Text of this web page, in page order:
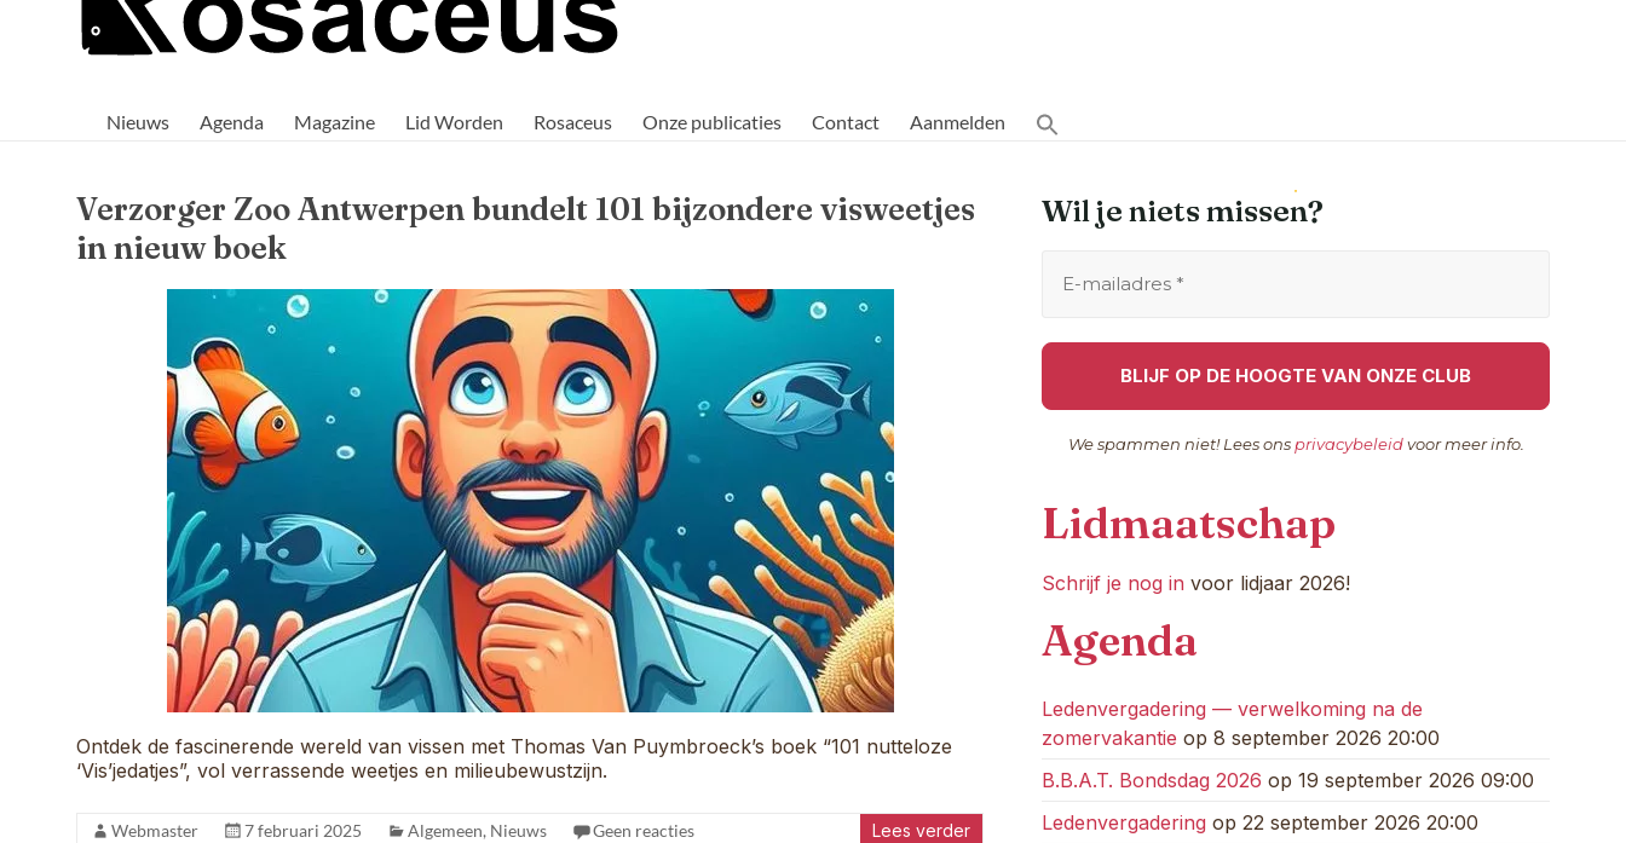
Rosaceus
passie
samenkomt.
Nieuws Agenda Magazine Lid Worden Rosaceus Onze publicaties Contact Aanmelden
Verzorger Zoo Antwerpen bundelt 101 bijzondere visweetjes
in nieuw boek
Ontdek de fascinerende wereld van vissen met Thomas Van Puymbroeck’s boek “101 nutteloze
‘Vis’jedatjes”, vol verrassende weetjes en milieubewustzijn.
Webmaster 7 februari 2025 Algemeen, Nieuws Geen reacties Lees verder
Wil je niets missen?
We spammen niet! Lees ons privacybeleidvoor meer info.
Lidmaatschap
Schrijf je nog in voor lidjaar 2026!
Agenda
Ledenvergadering — verwelkoming na de
zomervakantie op 8 september 2026 20:00
B.B.A.T. Bondsdag 2026 op 19 september 2026 09:00
Ledenvergadering op 22 september 2026 20:00